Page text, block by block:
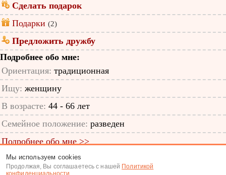
Сделать подарок
Подарки (2)
Предложить дружбу
Подробнее обо мне:
Ориентация: традиционная
Ищу: женщину
В возрасте: 44 - 66 лет
Семейное положение: разведен
Подробнее обо мне >>
ID анкеты: 32509441
Мы используем cookies
Продолжая, Вы соглашаетесь с нашей Политикой
конфиденциальности